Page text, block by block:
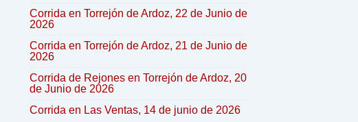
Corrida en Torrejón de Ardoz, 22 de Junio de
2026
Corrida en Torrejón de Ardoz, 21 de Junio de
2026
Corrida de Rejones en Torrejón de Ardoz, 20
de Junio de 2026
Corrida en Las Ventas, 14 de junio de 2026